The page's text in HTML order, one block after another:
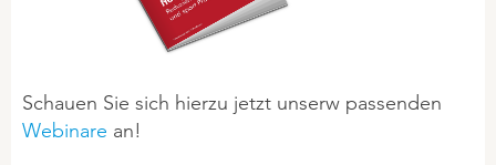
Schauen Sie sich hierzu jetzt unserw passenden
Webinare an!